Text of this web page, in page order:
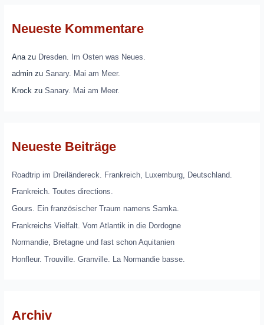
Neueste Kommentare
Anazu Dresden. Im Osten was Neues.
adminzu Sanary. Mai am Meer.
Krockzu Sanary. Mai am Meer.
Neueste Beiträge
Roadtrip im Dreiländereck. Frankreich, Luxemburg, Deutschland.
Frankreich. Toutes directions.
Gours. Ein französischer Traum namens Samka.
Frankreichs Vielfalt. Vom Atlantik in die Dordogne
Normandie, Bretagne und fast schon Aquitanien
Honfleur. Trouville. Granville. La Normandie basse.
Archiv